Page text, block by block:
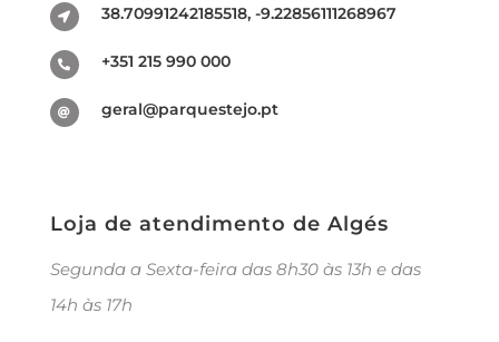
38.70991242185518, -9.22856111268967
+351 215 990 000
geral@parquestejo.pt
Loja de atendimento de Algés
Segunda a Sexta-feira das 8h30 às 13h e das
14h às 17h